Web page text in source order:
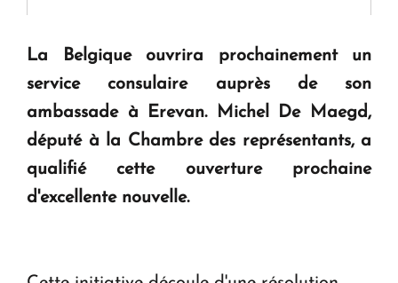
" Tant qu'il n'existe pas d'alternative concrète, la
KASA : 30 ans d'audace, de résilience et d'avenir
en Arménie
La Belgique ouvrira prochainement un
service consulaire auprès de son
ambassade à Erevan. Michel De Maegd,
député à la Chambre des représentants, a
qualifié cette ouverture prochaine
d'excellente nouvelle.